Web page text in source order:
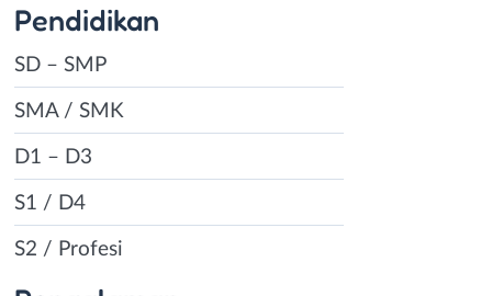
Pendidikan
SD – SMP
SMA / SMK
D1 – D3
S1 / D4
S2 / Profesi